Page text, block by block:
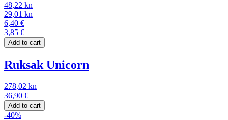
48,22 kn
29,01 kn
6,40 €
3,85 €
Add to cart
Ruksak Unicorn
278,02 kn
36,90 €
Add to cart
-40%